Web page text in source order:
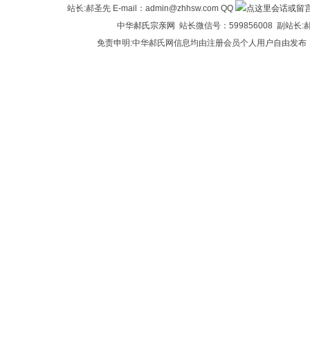
站长:郝圣先 E-mail：admin@zhhsw.com QQ
中华郝氏宗亲网 站长微信号：599856008 副站长:
免责申明:中华郝氏网信息均由注册会员个人用户自由发